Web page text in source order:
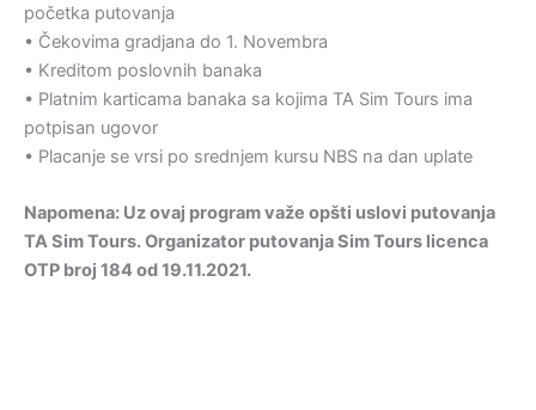
početka putovanja
• Čekovima gradjana do 1. Novembra
• Kreditom poslovnih banaka
• Platnim karticama banaka sa kojima TA Sim Tours ima
potpisan ugovor
• Placanje se vrsi po srednjem kursu NBS na dan uplate
Napomena: Uz ovaj program važe opšti uslovi putovanja
TA Sim Tours. Organizator putovanja Sim Tours licenca
OTP broj 184 od 19.11.2021.